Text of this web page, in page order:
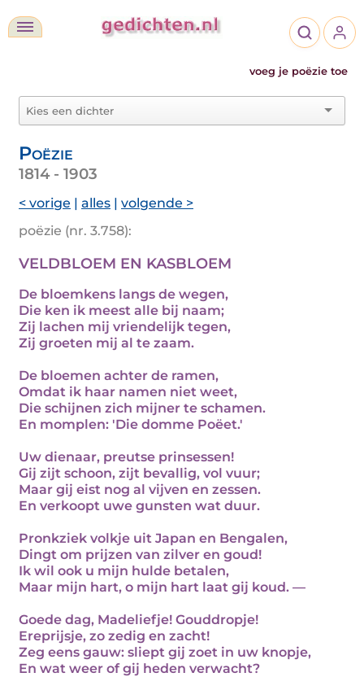
voeg je poëzie toe
Poëzie
1814 - 1903
< vorige | alles | volgende >
poëzie (nr. 3.758):
VELDBLOEM EN KASBLOEM
De bloemkens langs de wegen,
Die ken ik meest alle bij naam;
Zij lachen mij vriendelijk tegen,
Zij groeten mij al te zaam.
De bloemen achter de ramen,
Omdat ik haar namen niet weet,
Die schijnen zich mijner te schamen.
En momplen: 'Die domme Poëet.'
Uw dienaar, preutse prinsessen!
Gij zijt schoon, zijt bevallig, vol vuur;
Maar gij eist nog al vijven en zessen.
En verkoopt uwe gunsten wat duur.
Pronkziek volkje uit Japan en Bengalen,
Dingt om prijzen van zilver en goud!
Ik wil ook u mijn hulde betalen,
Maar mijn hart, o mijn hart laat gij koud. —
Goede dag, Madeliefje! Gouddropje!
Ereprijsje, zo zedig en zacht!
Zeg eens gauw: sliept gij zoet in uw knopje,
En wat weer of gij heden verwacht?